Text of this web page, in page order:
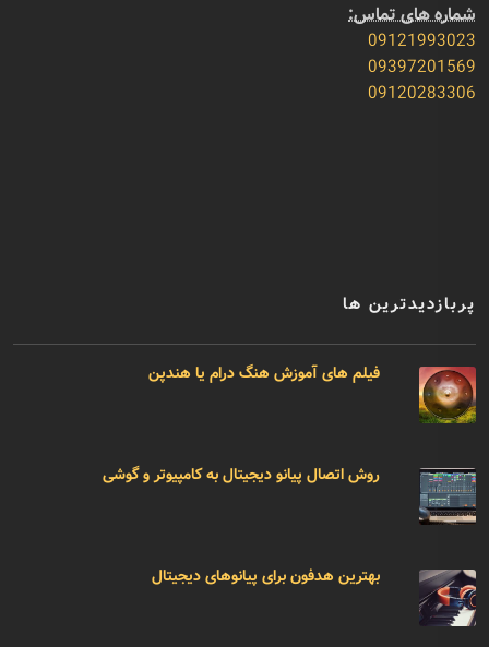
شماره های تماس:
09121993023
09397201569
09120283306
پربازدیدترین ها
فیلم های آموزش هنگ درام یا هندپن
روش اتصال پیانو دیجیتال به کامپیوتر و گوشی
بهترین هدفون برای پیانوهای دیجیتال